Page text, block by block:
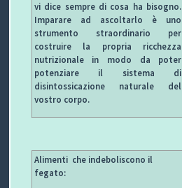
vi dice sempre di cosa ha bisogno.
Imparare ad ascoltarlo è uno
strumento straordinario per
costruire la propria ricchezza
nutrizionale in modo da poter
potenziare il sistema di
disintossicazione naturale del
vostro corpo.
Alimenti che indeboliscono il
fegato: